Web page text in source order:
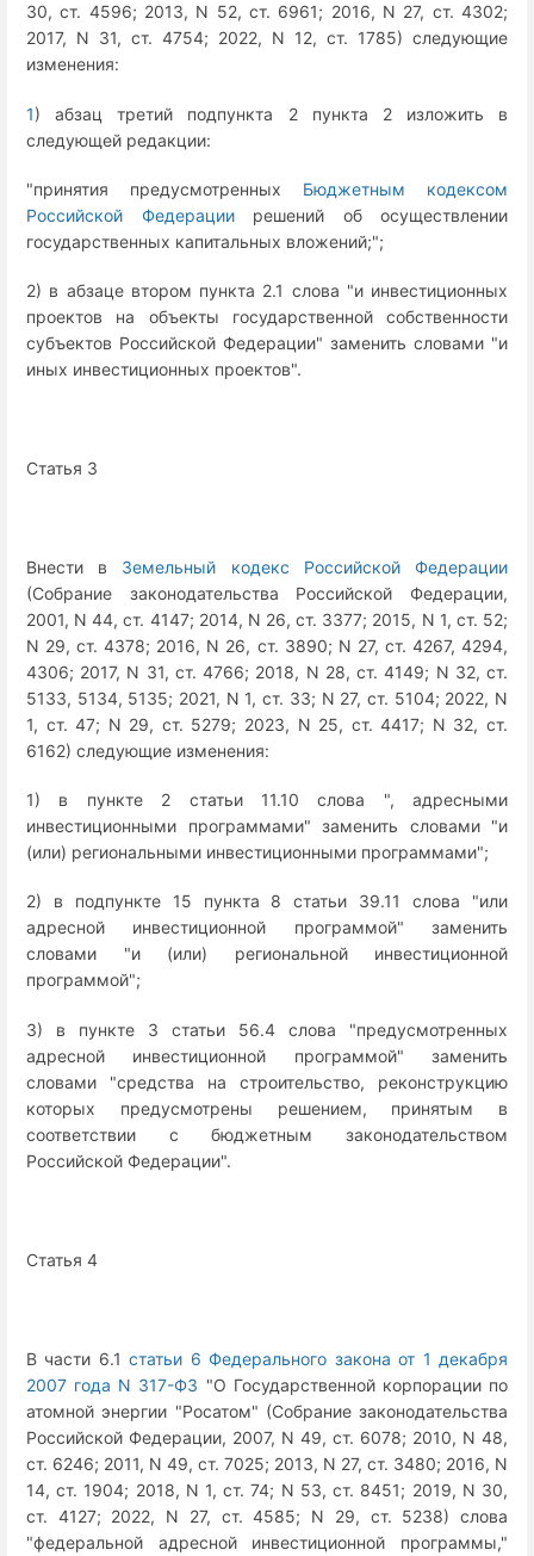
30, ст. 4596; 2013, N 52, ст. 6961; 2016, N 27, ст. 4302;
2017, N 31, ст. 4754; 2022, N 12, ст. 1785) следующие
изменения:
1) абзац третий подпункта 2 пункта 2 изложить в
следующей редакции:
"принятия предусмотренных Бюджетным кодексом
Российской Федерациирешений об осуществлении
государственных капитальных вложений;";
2) в абзаце втором пункта 2.1 слова "и инвестиционных
проектов на объекты государственной собственности
субъектов Российской Федерации" заменить словами "и
иных инвестиционных проектов".
Статья 3
Внести в Земельный кодекс Российской Федерации
(Собрание законодательства Российской Федерации,
2001, N 44, ст. 4147; 2014, N 26, ст. 3377; 2015, N 1, ст. 52;
N 29, ст. 4378; 2016, N 26, ст. 3890; N 27, ст. 4267, 4294,
4306; 2017, N 31, ст. 4766; 2018, N 28, ст. 4149; N 32, ст.
5133, 5134, 5135; 2021, N 1, ст. 33; N 27, ст. 5104; 2022, N
1, ст. 47; N 29, ст. 5279; 2023, N 25, ст. 4417; N 32, ст.
6162) следующие изменения:
1) в пункте 2 статьи 11.10 слова ", адресными
инвестиционными программами" заменить словами "и
(или) региональными инвестиционными программами";
2) в подпункте 15 пункта 8 статьи 39.11 слова "или
адресной инвестиционной программой" заменить
словами "и (или) региональной инвестиционной
программой";
3) в пункте 3 статьи 56.4 слова "предусмотренных
адресной инвестиционной программой" заменить
словами "средства на строительство, реконструкцию
которых предусмотрены решением, принятым в
соответствии с бюджетным законодательством
Российской Федерации".
Статья 4
В части 6.1статьи 6 Федерального закона от 1 декабря
2007 года N 317-ФЗ "О Государственной корпорации по
атомной энергии "Росатом" (Собрание законодательства
Российской Федерации, 2007, N 49, ст. 6078; 2010, N 48,
ст. 6246; 2011, N 49, ст. 7025; 2013, N 27, ст. 3480; 2016, N
14, ст. 1904; 2018, N 1, ст. 74; N 53, ст. 8451; 2019, N 30,
ст. 4127; 2022, N 27, ст. 4585; N 29, ст. 5238) слова
"федеральной адресной инвестиционной программы,"